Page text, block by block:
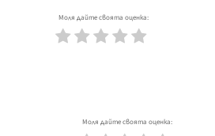
Моля дайте своята оценка:
Моля дайте своята оценка: